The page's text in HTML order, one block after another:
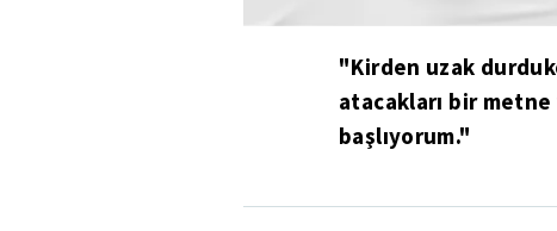
"Kirden uzak
atacakları bir
başlıyorum."